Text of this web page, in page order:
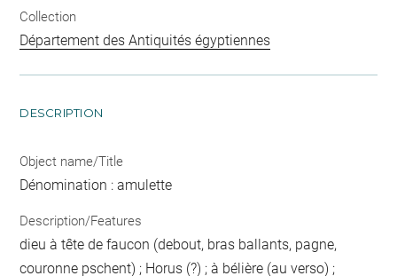
Collection
Département des Antiquités égyptiennes
DESCRIPTION
Object name/Title
Dénomination : amulette
Description/Features
dieu à tête de faucon (debout, bras ballants, pagne,
couronne pschent) ; Horus (?) ; à bélière (au verso) ;